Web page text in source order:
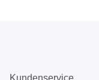
Kundenservice